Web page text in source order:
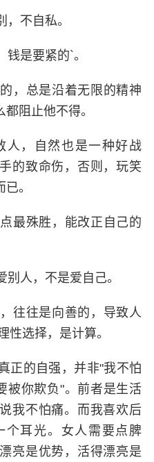
不自私。
是要紧的`。
总是沿着无限的精神
阻止他不得。
，自然也是一种好战
的致命伤，否则，玩笑
。
殊胜，能改正自己的
人，不是爱自己。
往是向善的，导致人
性选择，是计算。
的自强，并非"我不怕
被你欺负"。前者是生活
我不怕痛。而我喜欢后
个耳光。女人需要点脾
亮是优势，活得漂亮是